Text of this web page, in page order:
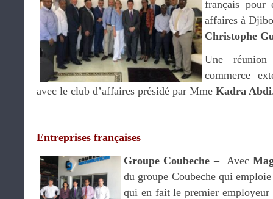
français pour
affaires à
Christophe
Une
commerce
avec le club d’affaires présidé par Mme Kadra Abdi
Entreprises françaises
Groupe Coubeche – Avec
du groupe Coubeche qui
qui en fait le premier